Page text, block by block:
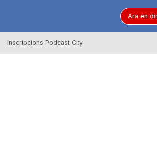
Ara en
Inscripcions Podcast City